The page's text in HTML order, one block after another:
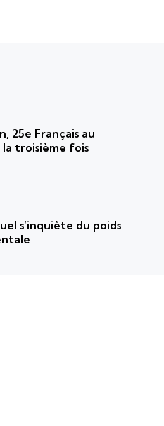
25e Français au
troisième fois
s’inquiète du poids